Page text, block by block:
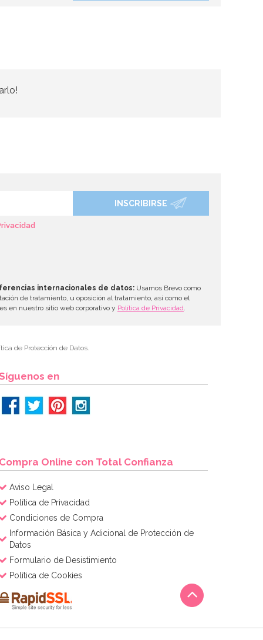
INSCRIBIRSE
internacionales de datos: Usamos Brevo como
de tratamiento, u oposición al tratamiento, así como el
en nuestro sitio web corporativo y Política de Privacidad
de Protección de Datos.
en
Compra Online con Total Confianza
Aviso Legal
Política de Privacidad
Condiciones de Compra
Información Básica y Adicional de Protección de
Datos
Formulario de Desistimiento
Política de Cookies